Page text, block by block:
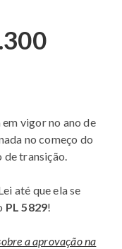
vigor no ano de
no começo do
de transição.
até que ela se
PL 5829!
a aprovação na